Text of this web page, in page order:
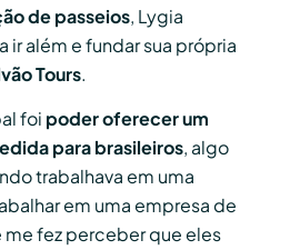
de passeios, Lygia
além e fundar sua própria
Tours.
foi poder oferecer um
para brasileiros, algo
trabalhava em uma
em uma empresa de
fez perceber que eles